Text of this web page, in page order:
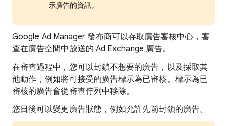
示廣告的資訊。
Google Ad Manager 發布商可以存取廣告審核中心，審
查在廣告空間中放送的 Ad Exchange 廣告。
在審查過程中，您可以封鎖不想要的廣告，以及採取其
他動作，例如將可接受的廣告標示為已審核。標示為已
審核的廣告會從審查佇列中移除。
您日後可以變更廣告狀態，例如允許先前封鎖的廣告。